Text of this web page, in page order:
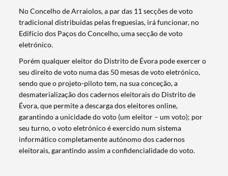
No Concelho de Arraiolos, a par das 11 secções de voto
tradicional distribuídas pelas freguesias, irá funcionar, no
Edifício dos Paços do Concelho, uma secção de voto
eletrónico.
Porém qualquer eleitor do Distrito de Évora pode exercer o
seu direito de voto numa das 50 mesas de voto eletrónico,
sendo que o projeto-piloto tem, na sua conceção, a
desmaterialização dos cadernos eleitorais do Distrito de
Évora, que permite a descarga dos eleitores online,
garantindo a unicidade do voto (um eleitor – um voto); por
seu turno, o voto eletrónico é exercido num sistema
informático completamente autónomo dos cadernos
eleitorais, garantindo assim a confidencialidade do voto.